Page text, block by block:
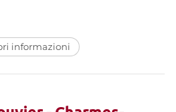
informazioni